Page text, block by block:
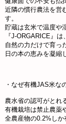
近隣の慣行農法を営
す。
貯蔵は玄米で温度や
『J-ORGARICE』は、
自然の力だけで育っ
日の本の恵みを凝縮
・なぜ有機JAS米な
農水省の認可がとれ
有機栽培は禁止農薬
全農産物の0.2%しか